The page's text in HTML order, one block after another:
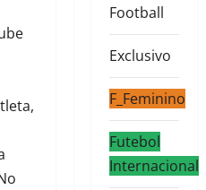
Football
Exclusivo
F_Feminino
Futebol
Internacional